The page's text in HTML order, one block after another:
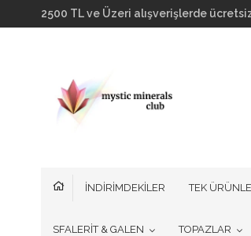
2500 TL ve Üzeri alışverişlerde
İNDİRİMDEKİLER TEK
SFALERİT & GALEN TOPAZLAR